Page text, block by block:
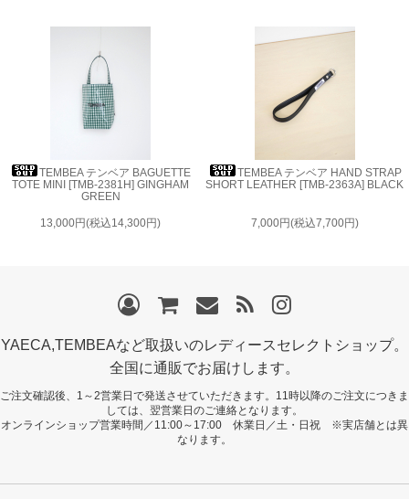
TEMBEA テンベア BAGUETTE
TOTE MINI [TMB-2381H] GINGHAM
GREEN
13,000円(税込14,300円)
TEMBEA テンベア HAND STRAP
SHORT LEATHER [TMB-2363A] BLACK
7,000円(税込7,700円)
YAECA,TEMBEAなど取扱いのレディースセレクトショップ。
全国に通販でお届けします。
ご注文確認後、1～2営業日で発送させていただきます。11時以降のご注文につきま
しては、翌営業日のご連絡となります。
オンラインショップ営業時間／11:00～17:00 休業日／土・日祝 ※実店舗とは異
なります。